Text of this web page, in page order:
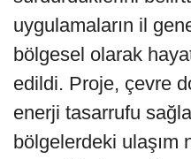
uygulamaların il
bölgesel olarak
edildi. Proje, çevre
enerji tasarrufu
bölgelerdeki ulaşım